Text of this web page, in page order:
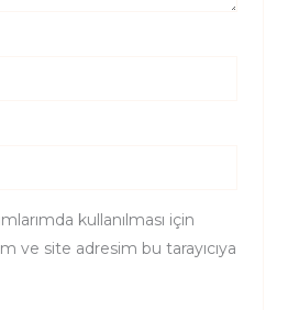
kullanılması için
ve site adresim bu tarayıcıya